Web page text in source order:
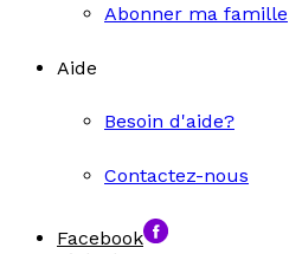
Abonner ma famille
Aide
Besoin d'aide?
Contactez-nous
Facebook